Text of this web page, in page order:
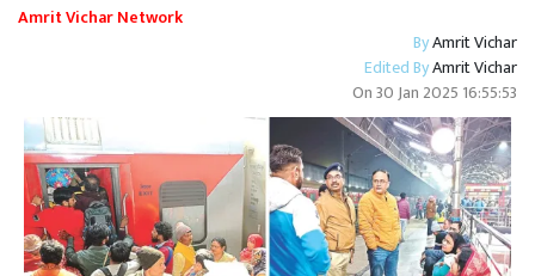
Amrit Vichar Network
ByAmrit Vichar
Edited ByAmrit Vichar
On30 Jan 2025 16:55:53